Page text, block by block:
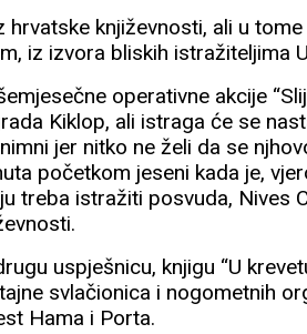
književnosti, ali u
iz izvora bliskih istražiteljima
operativne akcije
Kiklop, ali istraga će se
jer nitko ne želi da se
početkom jeseni kada je,
treba istražiti posvuda, Nives
uspješnicu, knjigu “U
svlačionica i nogometnih
Hama i Porta.